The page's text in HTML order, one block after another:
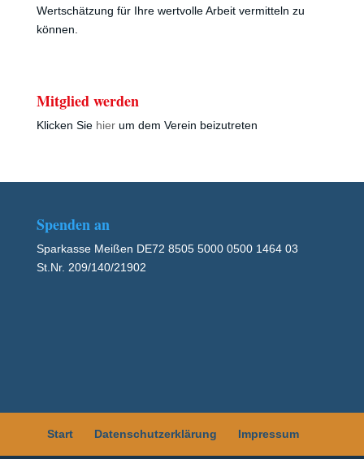
Wertschätzung für Ihre wertvolle Arbeit vermitteln zu
können.
Mitglied werden
Klicken Sie hierum dem Verein beizutreten
Spenden an
Sparkasse Meißen DE72 8505 5000 0500 1464 03
St.Nr. 209/140/21902
Start Datenschutzerklärung Impressum